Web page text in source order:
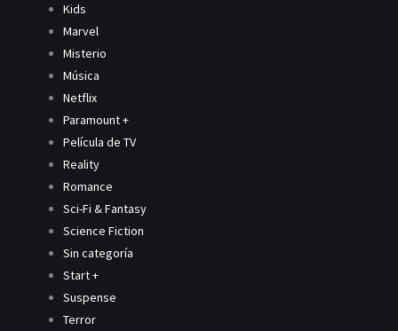
Kids
Marvel
Misterio
Música
Netflix
Paramount +
Película de TV
Reality
Romance
Sci-Fi & Fantasy
Science Fiction
Sin categoría
Start +
Suspense
Terror